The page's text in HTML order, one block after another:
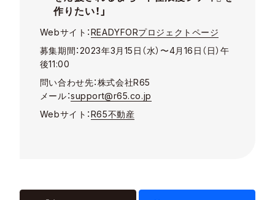
作りたい！」
Webサイト：READYFORプロジェクトページ
募集期間：2023年3月15日（水）〜4月16日（日）午
後11:00
問い合わせ先：株式会社R65
メール：support@r65.co.jp
Webサイト：R65不動産